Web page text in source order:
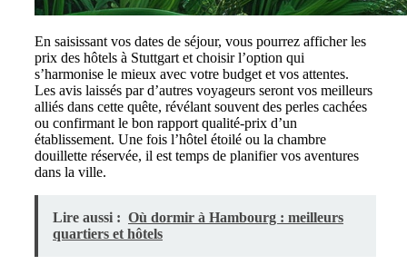
En saisissant vos dates de séjour, vous pourrez afficher les
prix des hôtels à Stuttgart et choisir l’option qui
s’harmonise le mieux avec votre budget et vos attentes.
Les avis laissés par d’autres voyageurs seront vos meilleurs
alliés dans cette quête, révélant souvent des perles cachées
ou confirmant le bon rapport qualité-prix d’un
établissement. Une fois l’hôtel étoilé ou la chambre
douillette réservée, il est temps de planifier vos aventures
dans la ville.
Lire aussi : Où dormir à Hambourg : meilleurs
quartiers et hôtels